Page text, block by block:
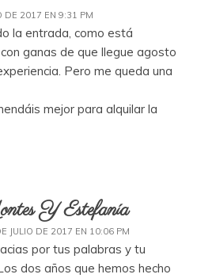
DE 2017 EN 9:31 PM
la entrada, como está
ganas de que llegue agosto
Pero me queda una
mejor para alquilar la
Y Estefanía
JULIO DE 2017 EN 10:06 PM
por tus palabras y tu
dos años que hemos hecho